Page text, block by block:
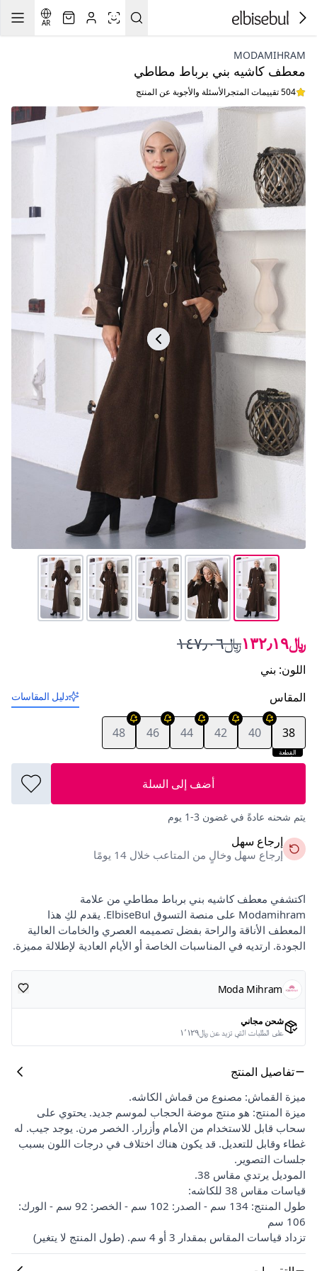
AR
MODAMIHRAM
معطف كاشيه بني برباط مطاطي
504 تقييمات المتجر الأسئلة والأجوبة عن المنتج
﷼١٣٢٫١٩ ﷼١٤٧٫٠٦
اللون: بني
المقاس
دليل المقاسات
القطعة
38
40
42
44
46
48
أضف إلى السلة
يتم شحنه عادةً في غضون 3-1 يوم
إرجاع سهل
إرجاع سهل وخالٍ من المتاعب خلال 14 يومًا
اكتشفي معطف كاشيه بني برباط مطاطي من علامة
Modamihram على منصة التسوق ElbiseBul. يقدم لكِ هذا
المعطف الأناقة والراحة بفضل تصميمه العصري والخامات العالية
الجودة. ارتديه في المناسبات الخاصة أو الأيام العادية لإطلالة مميزة.
Moda Mihram
شحن مجاني
على الطلبات التي تزيد عن ﷼١٬١٢٩
تفاصيل المنتج
ميزة القماش: مصنوع من قماش الكاشه.
ميزة المنتج: هو منتج موضة الحجاب لموسم جديد. يحتوي على
سحاب قابل للاستخدام من الأمام وأزرار. الخصر مرن. يوجد جيب. له
غطاء وقابل للتعديل. قد يكون هناك اختلاف في درجات اللون بسبب
جلسات التصوير.
الموديل يرتدي مقاس 38.
قياسات مقاس 38 للكاشه:
طول المنتج: 134 سم - الصدر: 102 سم - الخصر: 92 سم - الورك:
106 سم
تزداد قياسات المقاس بمقدار 3 أو 4 سم. (طول المنتج لا يتغير)